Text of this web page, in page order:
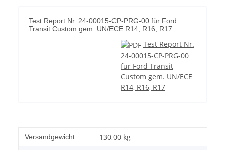
Test Report Nr. 24-00015-CP-PRG-00 für Ford
Transit Custom gem. UN/ECE R14, R16, R17
Test Report Nr.
24-00015-CP-PRG-00
für Ford Transit
Custom gem. UN/ECE
R14, R16, R17
Produkteigenschaft
Wert
Versandgewicht: 130,00 kg